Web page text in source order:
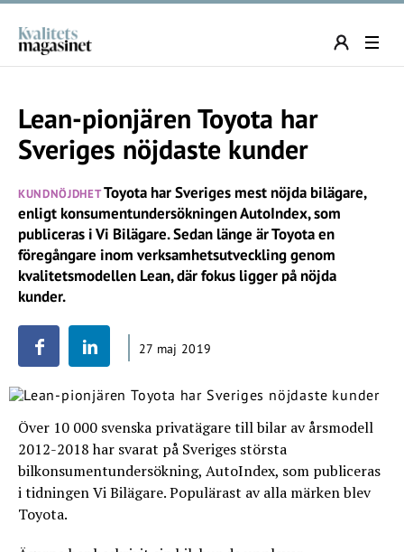
Lean-pionjären Toyota har
Sveriges nöjdaste kunder
KUNDNÖJDHETToyota har Sveriges mest nöjda bilägare,
enligt konsumentundersökningen AutoIndex, som
publiceras i Vi Bilägare. Sedan länge är Toyota en
föregångare inom verksamhetsutveckling genom
kvalitetsmodellen Lean, där fokus ligger på nöjda
kunder.
27 maj 2019
Över 10 000 svenska privatägare till bilar av årsmodell
2012-2018 har svarat på Sveriges största
bilkonsumentundersökning, AutoIndex, som publiceras
i tidningen Vi Bilägare. Populärast av alla märken blev
Toyota.